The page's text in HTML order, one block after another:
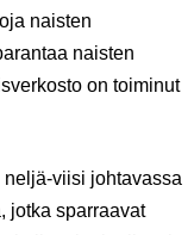
naisten
naisten
on toiminut
viisi johtavassa
jotka sparraavat